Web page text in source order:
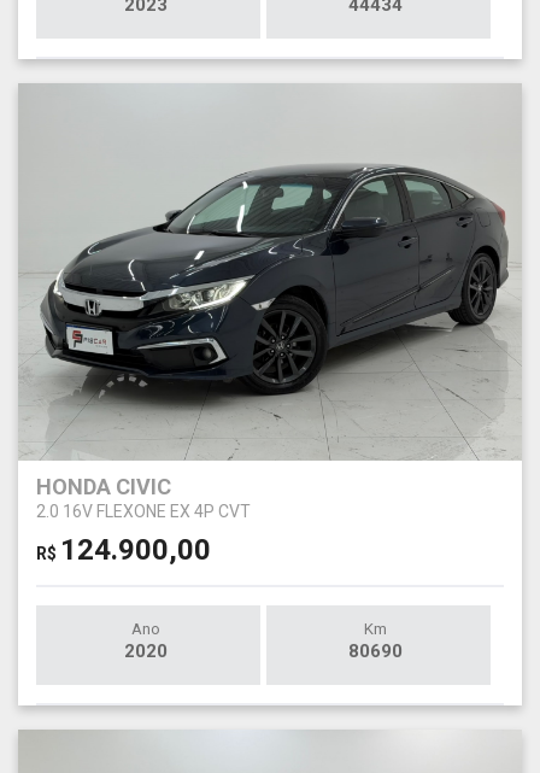
HONDA CIVIC
2.0 16V FLEXONE EX 4P CVT
R$ 124.900,00
Ano
2020
Km
80690